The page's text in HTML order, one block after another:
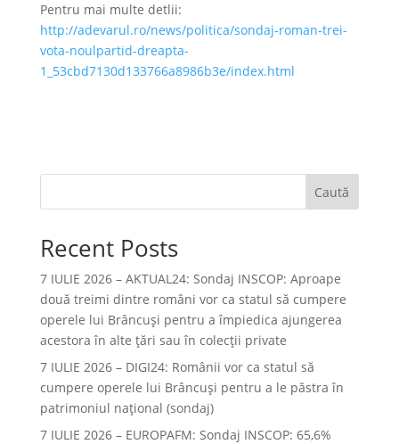
Pentru mai multe detlii:
http://adevarul.ro/news/politica/sondaj-roman-trei-
vota-noulpartid-dreapta-
1_53cbd7130d133766a8986b3e/index.html
Caută
Recent Posts
7 IULIE 2026 – AKTUAL24: Sondaj INSCOP: Aproape
două treimi dintre români vor ca statul să cumpere
operele lui Brâncuşi pentru a împiedica ajungerea
acestora în alte ţări sau în colecţii private
7 IULIE 2026 – DIGI24: Românii vor ca statul să
cumpere operele lui Brâncuși pentru a le păstra în
patrimoniul național (sondaj)
7 IULIE 2026 – EUROPAFM: Sondaj INSCOP: 65,6%